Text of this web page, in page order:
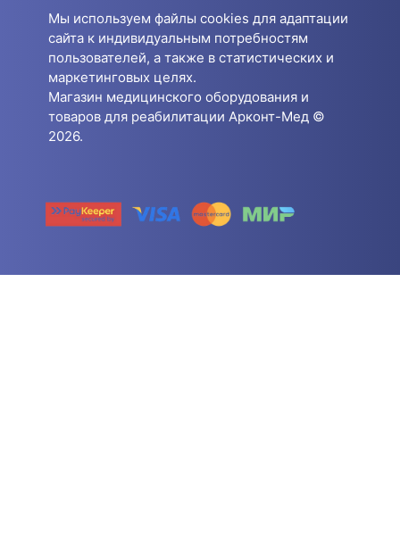
Мы используем файлы cookies для адаптации
сайта к индивидуальным потребностям
пользователей, а также в статистических и
маркетинговых целях.
Магазин медицинского оборудования и
товаров для реабилитации Арконт-Мед ©
2026.